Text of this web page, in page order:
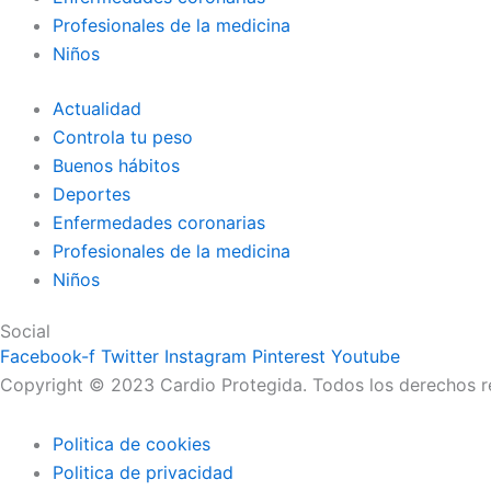
Profesionales de la medicina
Niños
Actualidad
Controla tu peso
Buenos hábitos
Deportes
Enfermedades coronarias
Profesionales de la medicina
Niños
Social
Facebook-f Twitter Instagram Pinterest Youtube
Copyright © 2023 Cardio Protegida. Todos los derechos
Politica de cookies
Politica de privacidad